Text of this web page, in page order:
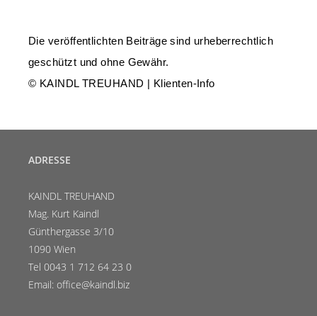
Die veröffentlichten Beiträge sind urheberrechtlich
geschützt und ohne Gewähr.
© KAINDL TREUHAND | Klienten-Info
ADRESSE
KAINDL TREUHAND
Mag. Kurt Kaindl
Günthergasse 3/10
1090 Wien
Tel 0043 1 712 64 23 0
Email: office@kaindl.biz